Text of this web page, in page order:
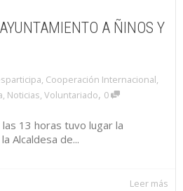
A ÑINOS Y
, Cooperación Internacional,
, Noticias, Voluntariado, 0
13 horas tuvo lugar la
Alcaldesa de...
Leer más